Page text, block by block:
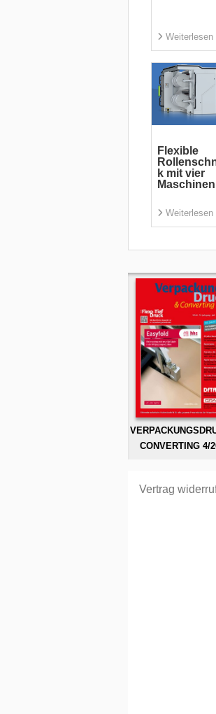
Weiterlesen
Flexible
k mit vier
Weiterlesen
CONVERTING 4/
Vertrag